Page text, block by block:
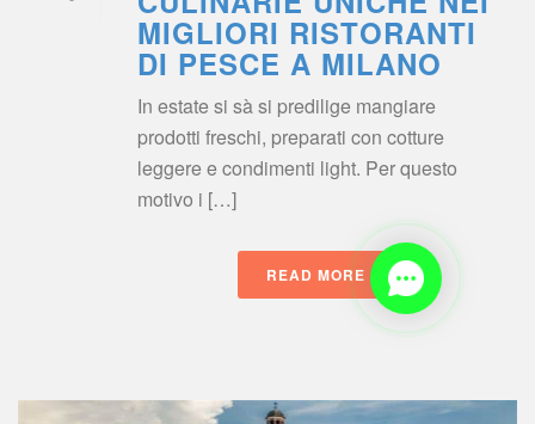
MIGLIORI RISTORANTI
DI PESCE A MILANO
In estate si sà si predilige mangiare
prodotti freschi, preparati con cotture
leggere e condimenti light. Per questo
motivo i […]
READ MORE